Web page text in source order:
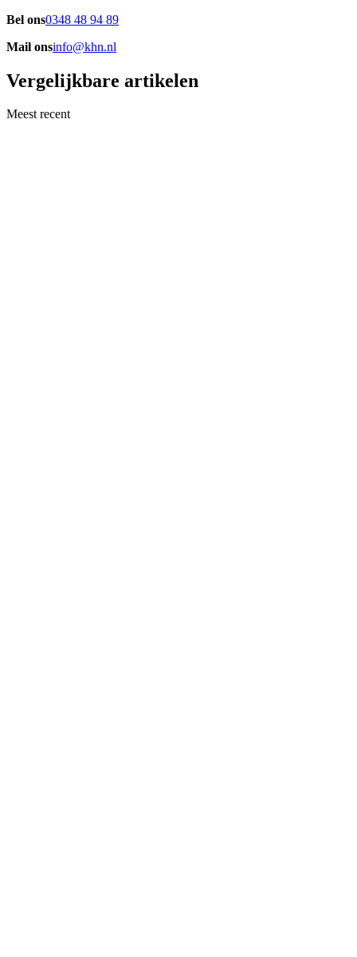
Bel ons0348 48 94 89
Mail onsinfo@khn.nl
Vergelijkbare artikelen
Meest recent